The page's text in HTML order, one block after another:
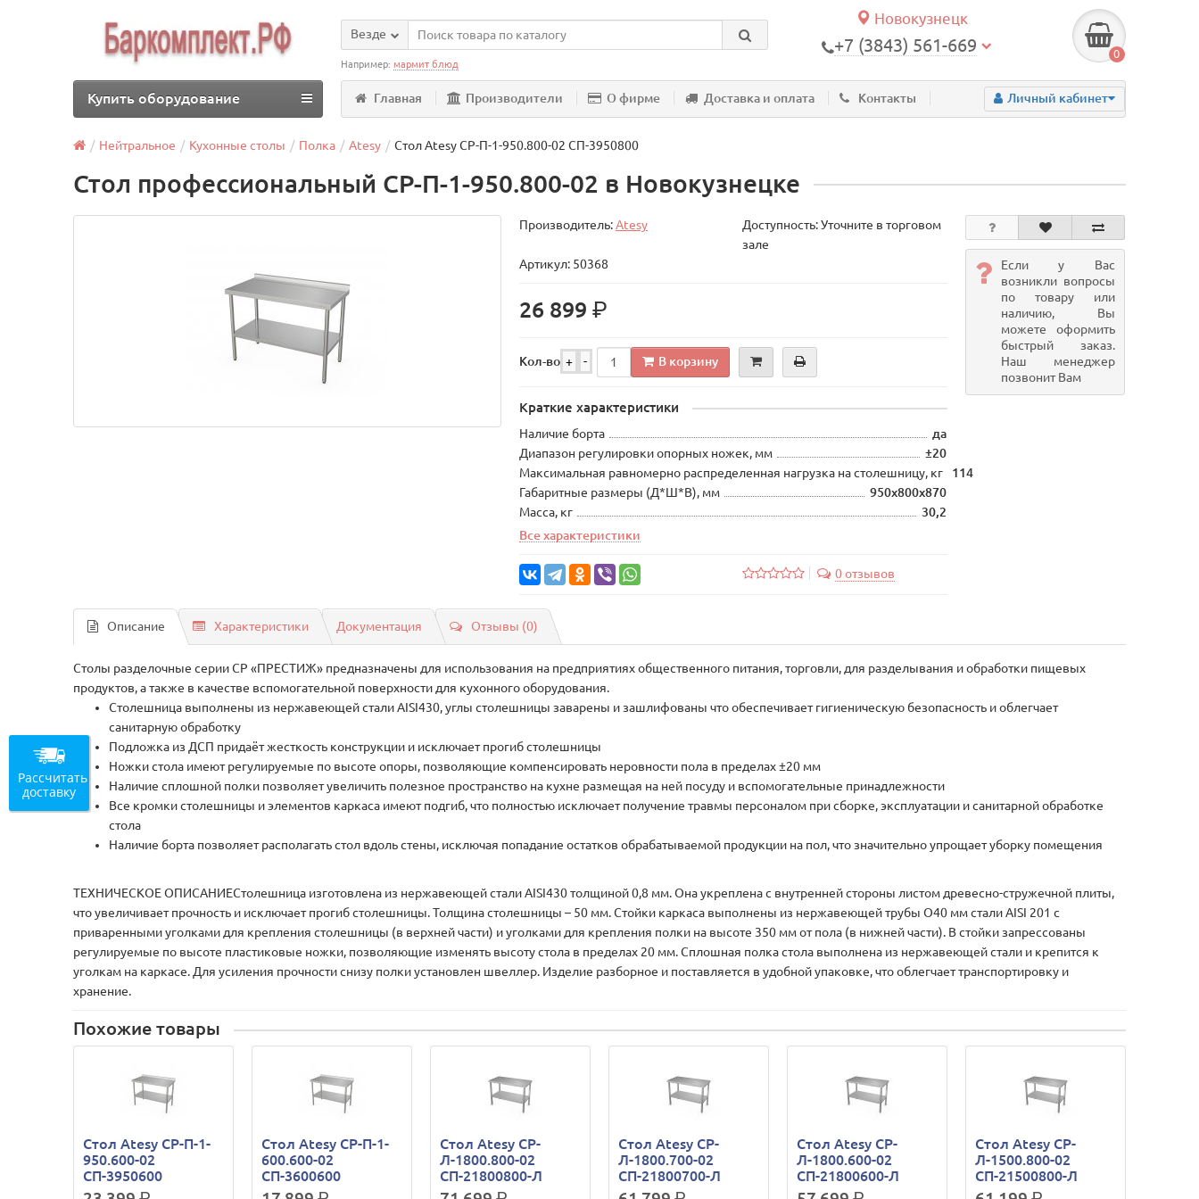
Новокузнецк
+7 (3843) 561-669 0
Везде
Например:мармит блюд
Главная Производители О фирме Доставка и оплата Контакты Личный кабинет
Купить оборудование
Нейтральное Кухонные столы Полка Atesy Стол Atesy СР-П-1-950.800-02 СП-3950800
Стол профессиональный СР-П-1-950.800-02 в Новокузнецке
Производитель:Atesy
Доступность: Уточните в торговом
зале
Артикул: 50368
26 899р.
Кол-во + - В корзину
Краткие характеристики
Наличие борта
да
Диапазон регулировки опорных ножек, мм
±20
Максимальная равномерно распределенная нагрузка на столешницу, кг
114
Габаритные размеры (Д*Ш*В), мм
950х800х870
Масса, кг
30,2
Все характеристики
0 отзывов
Если у Вас
возникли вопросы
по товару или
наличию, Вы
можете оформить
быстрый заказ.
Наш менеджер
позвонит Вам
Описание Характеристики Документация Отзывы (0)
Столы разделочные серии СР «ПРЕСТИЖ» предназначены для использования на предприятиях общественного питания, торговли, для разделывания и обработки пищевых
продуктов, а также в качестве вспомогательной поверхности для кухонного оборудования.
Столешница выполнены из нержавеющей стали AISI430, углы столешницы заварены и зашлифованы что обеспечивает гигиеническую безопасность и облегчает
санитарную обработку
Подложка из ДСП придаёт жесткость конструкции и исключает прогиб столешницы
Ножки стола имеют регулируемые по высоте опоры, позволяющие компенсировать неровности пола в пределах ±20 мм
Наличие сплошной полки позволяет увеличить полезное пространство на кухне размещая на ней посуду и вспомогательные принадлежности
Все кромки столешницы и элементов каркаса имеют подгиб, что полностью исключает получение травмы персоналом при сборке, эксплуатации и санитарной обработке
стола
Наличие борта позволяет располагать стол вдоль стены, исключая попадание остатков обрабатываемой продукции на пол, что значительно упрощает уборку помещения
ТЕХНИЧЕСКОЕ ОПИСАНИЕСтолешница изготовлена из нержавеющей стали AISI430 толщиной 0,8 мм. Она укреплена с внутренней стороны листом древесно-стружечной плиты,
что увеличивает прочность и исключает прогиб столешницы. Толщина столешницы – 50 мм. Стойки каркаса выполнены из нержавеющей трубы O40 мм стали AISI 201 с
приваренными уголками для крепления столешницы (в верхней части) и уголками для крепления полки на высоте 350 мм от пола (в нижней части). В стойки запрессованы
регулируемые по высоте пластиковые ножки, позволяющие изменять высоту стола в пределах 20 мм. Сплошная полка стола выполнена из нержавеющей стали и крепится к
уголкам на каркасе. Для усиления прочности снизу полки установлен швеллер. Изделие разборное и поставляется в удобной упаковке, что облегчает транспортировку и
хранение.
Похожие товары
Стол Atesy СР-П-1-
950.600-02
СП-3950600
Стол Atesy СР-П-1-
600.600-02
СП-3600600
Стол Atesy СР-
Л-1800.800-02
СП-21800800-Л
Стол Atesy СР-
Л-1800.700-02
СП-21800700-Л
Стол Atesy СР-
Л-1800.600-02
СП-21800600-Л
Стол Atesy СР-
Л-1500.800-02
СП-21500800-Л
Рассчитать
доставку